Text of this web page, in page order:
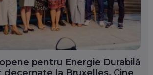
pentru Energie Durabilă
decernate la Bruxelles. Cine